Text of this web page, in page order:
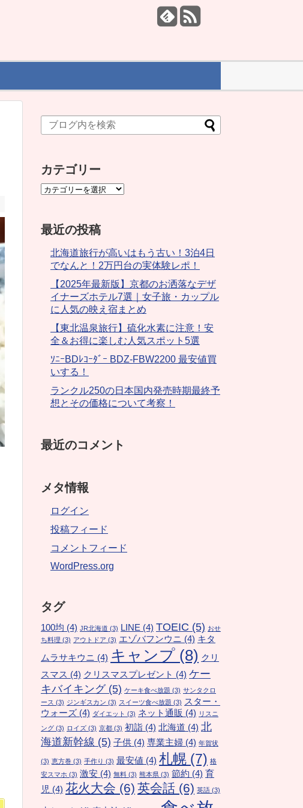
カテゴリー
最近の投稿
北海道旅行が高いはもう古い！3泊4日
でなんと！2万円台の実体験レポ！
【2025年最新版】京都のお洒落なデザ
イナーズホテル7選｜女子旅・カップル
に人気の映え宿まとめ
【東北温泉旅行】硫化水素に注意！安
全＆お得に楽しむ人気スポット5選
ｿﾆｰBDﾚｺｰﾀﾞｰ BDZ-FBW2200 最安値買
いする！
ランクル250の日本国内発売時期最終予
想とその価格について考察！
最近のコメント
メタ情報
ログイン
投稿フィード
コメントフィード
WordPress.org
タグ
100均 (4) JR北海道 (3) LINE (4) TOEIC (5) おせ
ち料理 (3) アウトドア (3) エゾバフンウニ (4) キタ
ムラサキウニ (4) キャンプ (8) クリ
スマス (4) クリスマスプレゼント (4) ケー
キバイキング(5) ケーキ食べ放題 (3) サンタクロ
ース (3) ジンギスカン (3) スイーツ食べ放題 (3) スター・
ウォーズ (4) ダイエット (3) ネット通販 (4) リスニ
ング (3) ロイズ (3) 京都 (3) 初詣 (4) 北海道 (4) 北
海道新幹線 (5) 子供 (4) 専業主婦 (4) 年賀状
(3) 恵方巻 (3) 手作り (3) 最安値 (4) 札幌 (7) 格
安スマホ (3) 激安 (4) 無料 (3) 熊本県 (3) 節約 (4) 育
児 (4) 花火大会 (6) 英会話 (6) 英語 (3)